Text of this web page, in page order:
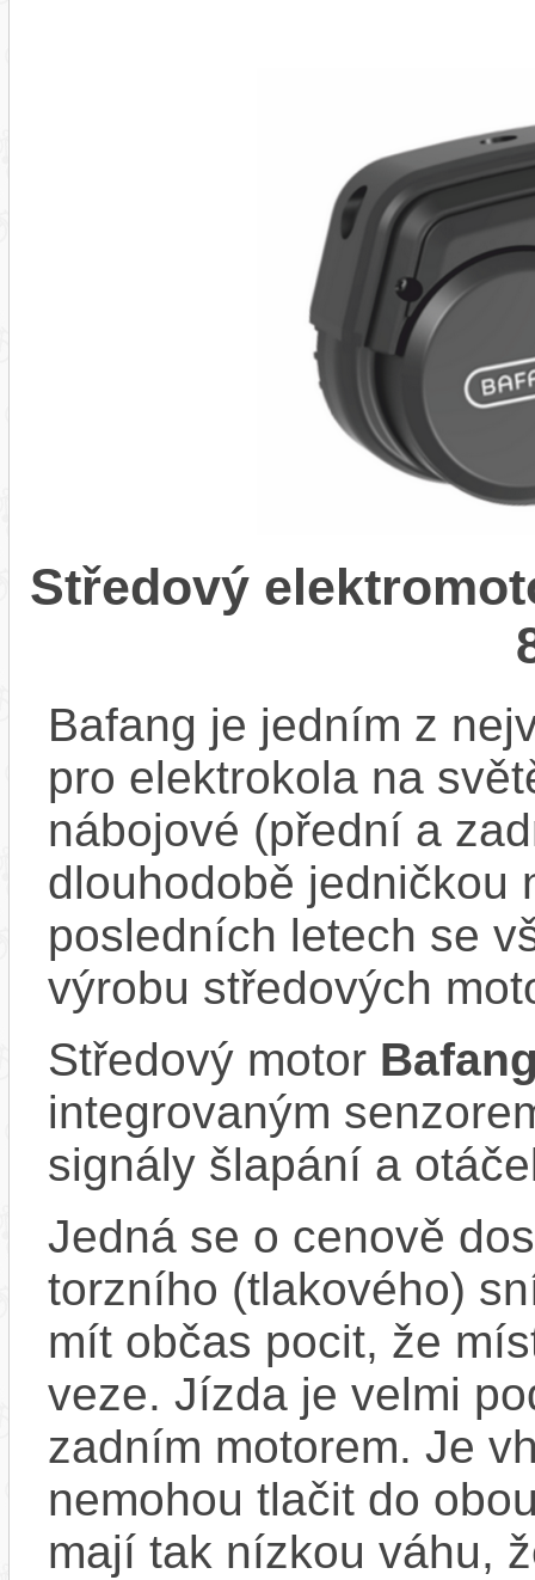
Středový
Bafang je jedním z
pro elektrokola na
nábojové (přední a
dlouhodobě jedničkou
posledních letech se
výrobu středových
Středový motor
integrovaným
signály šlapání a
Jedná se o cenově
torzního (tlakového)
mít občas pocit, že
veze. Jízda je velmi
zadním motorem. Je
nemohou tlačit do
mají tak nízkou váhu,